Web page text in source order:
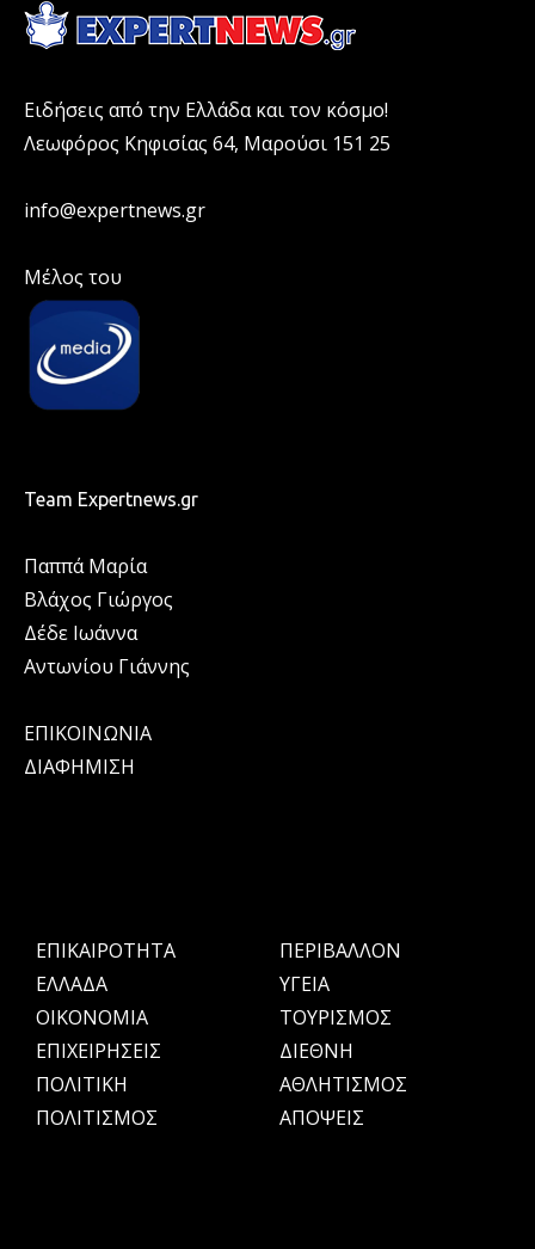
Ειδήσεις από την Ελλάδα και τον κόσμο!
Λεωφόρος Κηφισίας 64, Μαρούσι 151 25
info@expertnews.gr
Μέλος του
Team Expertnews.gr
Παππά Μαρία
Βλάχος Γιώργος
Δέδε Ιωάννα
Αντωνίου Γιάννης
ΕΠΙΚΟΙΝΩΝΙΑ
ΔΙΑΦΗΜΙΣΗ
ΕΠΙΚΑΙΡΟΤΗΤΑ
ΕΛΛΑΔΑ
OIKONOMIA
ΕΠΙΧΕΙΡΗΣΕΙΣ
ΠΟΛΙΤΙΚΗ
ΠΟΛΙΤΙΣΜΟΣ
ΠΕΡΙΒΑΛΛΟΝ
ΥΓΕΙΑ
ΤΟΥΡΙΣΜΟΣ
ΔΙΕΘΝΗ
ΑΘΛΗΤΙΣΜΟΣ
ΑΠΟΨΕΙΣ